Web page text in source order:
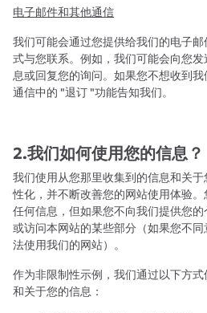
电子邮件和其他通信
我们可能会通过您提供给我们的电子
式与您联系。例如，我们可能会向您
息或回复您的询问。如果您不想收到
通信中的 "退订 "功能告知我们。
2.我们如何使用您的信息？
我们使用从您那里收集到的信息和关
性化，并不断改善您的网站使用体验
任何信息，但如果您不向我们提供您
或访问本网站的某些部分（如果您不
法使用我们的网站）。
作为非限制性示例，我们通过以下方
和关于您的信息：